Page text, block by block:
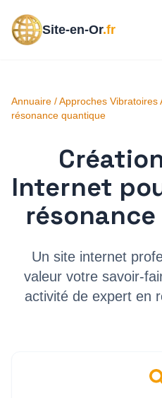
Site-en-Or.fr
Annuaire /Approches Vibratoires
résonance quantique
Internet
Un site internet
valeur votre savoir-
activité de expert en